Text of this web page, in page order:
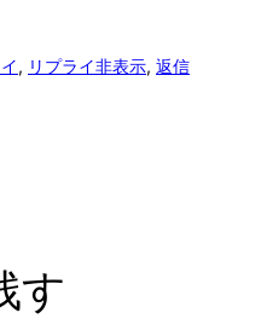
, リプライ非表示, 返信
す